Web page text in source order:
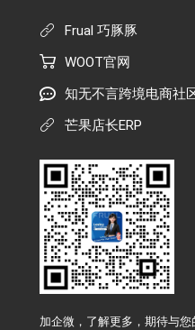
Frual 巧豚豚
WOOT官网
知无不言跨境电商社
芒果店长ERP
加企微，了解更多，期待与您